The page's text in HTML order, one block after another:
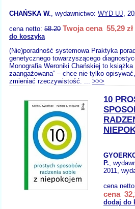
CHAŃSKA W., wydawnictwo: WYD UJ,
cena netto: 58.20 Twoja cena 55,29 zł
do koszyka
(Nie)poradność systemowa Praktyka
genetycznego towarzyszącego
Monografia Weroniki Chańskiej to książka
zaangażowana” – chce nie tylko
zmieniać rzeczywistość. ... >>>
10
P.,
2011,
cena
cena
dodaj do